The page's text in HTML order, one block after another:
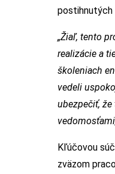
postihnutých
„Žiaľ, tento
realizácie a
školeniach
vedeli
ubezpečiť,
Kľúčovou
zväzom